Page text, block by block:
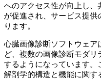
へのアクセス性が向上し
が促進され、サービス提
ります。
心臓画像診断ソフトウェア
ど、複数の画像診断モダリ
するようになっています
解剖学的構造と機能に関